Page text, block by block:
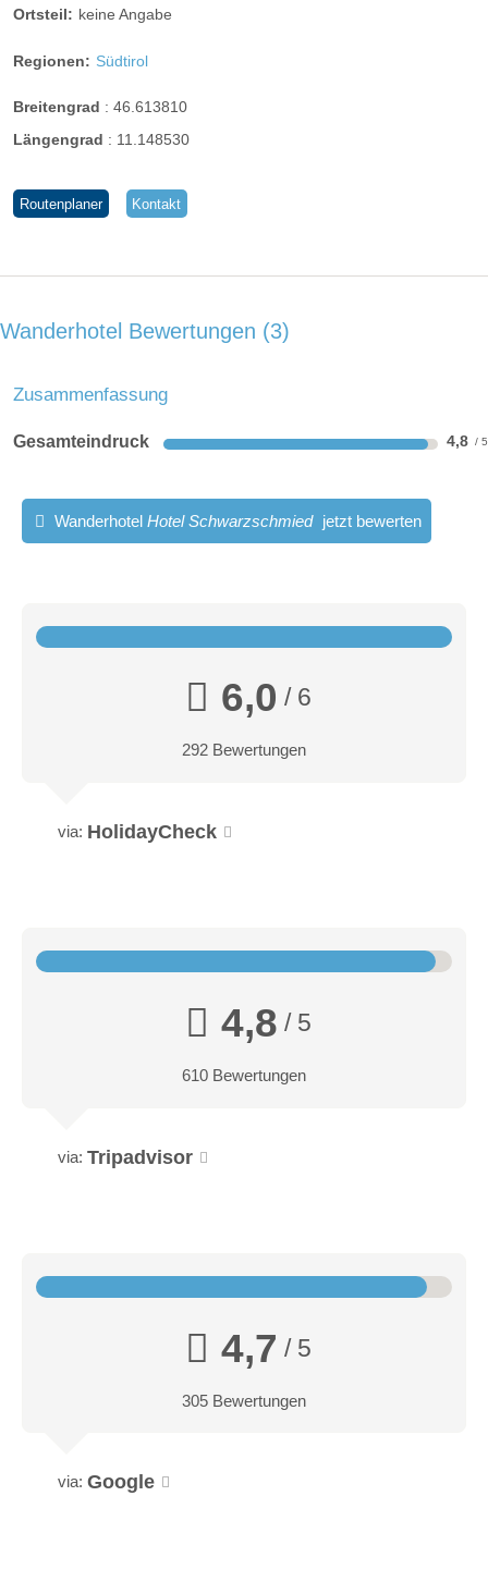
Ortsteil: keine Angabe
Regionen: Südtirol
Breitengrad : 46.613810
Längengrad : 11.148530
Routenplaner Kontakt
Wanderhotel Bewertungen 3
Zusammenfassung
Gesamteindruck 4,8
Wanderhotel Hotel Schwarzschmied jetzt bewerten
6,0 / 6
292 Bewertungen
via: HolidayCheck
4,8 / 5
610 Bewertungen
via: Tripadvisor
4,7 / 5
305 Bewertungen
via: Google